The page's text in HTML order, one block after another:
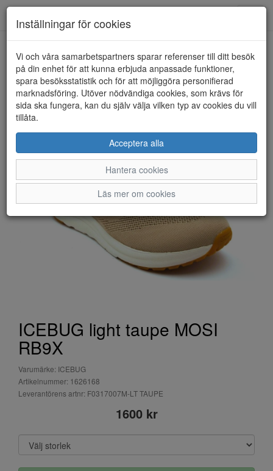
HEM ICEBUG
ICEBUG light taupe MOSI
RB9X
Varumärke: ICEBUG
Artikelnummer: 1626168
Leverantörens artnr: F0317007M-LT TAUPE
1600 kr
Inställningar för cookies
Vi och våra samarbetspartners sparar referenser till ditt besök
på din enhet för att kunna erbjuda anpassade funktioner,
spara besöksstatistik och för att möjliggöra personifierad
marknadsföring. Utöver nödvändiga cookies, som krävs för
sida ska fungera, kan du själv välja vilken typ av cookies du vill
tillåta.
Acceptera alla
Hantera cookies
Läs mer om cookies